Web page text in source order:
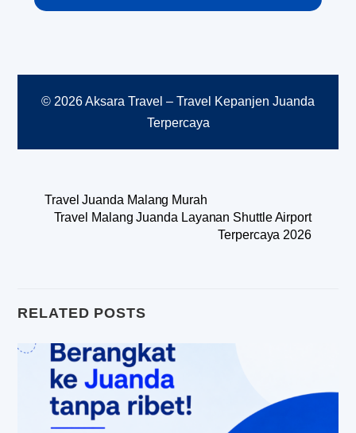
© 2026 Aksara Travel – Travel Kepanjen Juanda
Terpercaya
Travel Juanda Malang Murah
Travel Malang Juanda Layanan Shuttle Airport
Terpercaya 2026
RELATED POSTS